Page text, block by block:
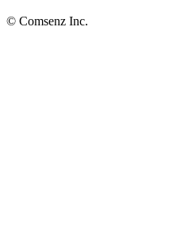
© Comsenz Inc.